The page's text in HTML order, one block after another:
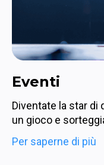
Eventi
Diventate la star di
un gioco e
Per saperne di più